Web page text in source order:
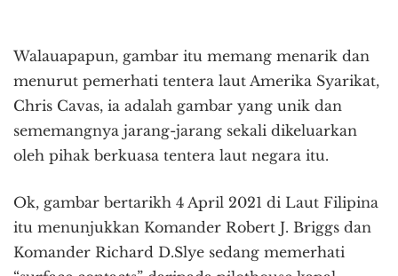
Walauapapun, gambar itu memang menarik dan
menurut pemerhati tentera laut Amerika Syarikat,
Chris Cavas, ia adalah gambar yang unik dan
sememangnya jarang-jarang sekali dikeluarkan
oleh pihak berkuasa tentera laut negara itu.
Ok, gambar bertarikh 4 April 2021 di Laut Filipina
itu menunjukkan Komander Robert J. Briggs dan
Komander Richard D.Slye sedang memerhati